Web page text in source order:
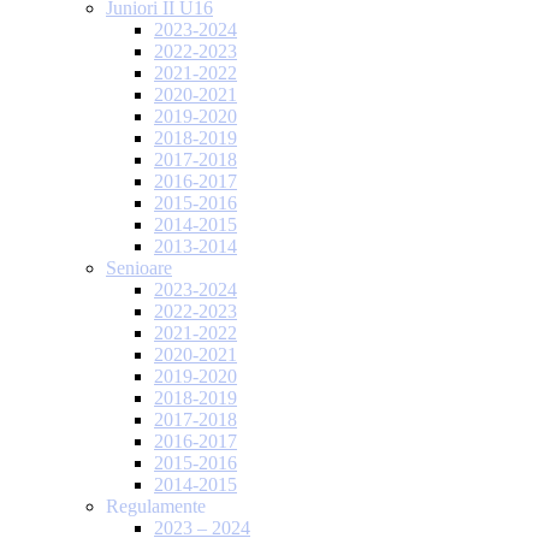
Juniori II U16
2023-2024
2022-2023
2021-2022
2020-2021
2019-2020
2018-2019
2017-2018
2016-2017
2015-2016
2014-2015
2013-2014
Senioare
2023-2024
2022-2023
2021-2022
2020-2021
2019-2020
2018-2019
2017-2018
2016-2017
2015-2016
2014-2015
Regulamente
2023 – 2024